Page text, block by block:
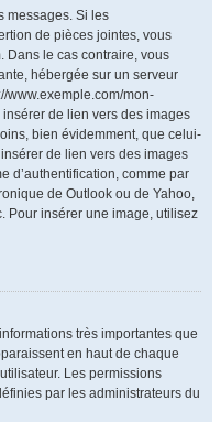
messages. Si les
de pièces jointes, vous
Dans le cas contraire, vous
hébergée sur un serveur
www.exemple.com/mon-
de lien vers des images
bien évidemment, que celui-
de lien vers des images
d’authentification, comme par
de Outlook ou de Yahoo,
Pour insérer une image, utilisez
très importantes que
en haut de chaque
Les permissions
par les administrateurs du